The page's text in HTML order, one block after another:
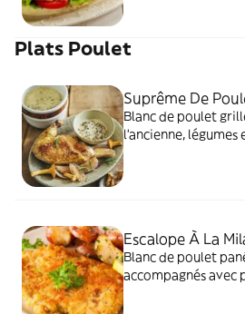
Plats Poulet
Suprême De
Blanc de poulet
l'ancienne, légumes
Escalope À La
Blanc de poulet
accompagnés avec